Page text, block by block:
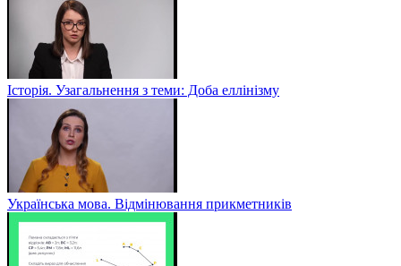
Історія. Узагальнення з теми: Доба еллінізму
Українська мова. Відмінювання прикметників